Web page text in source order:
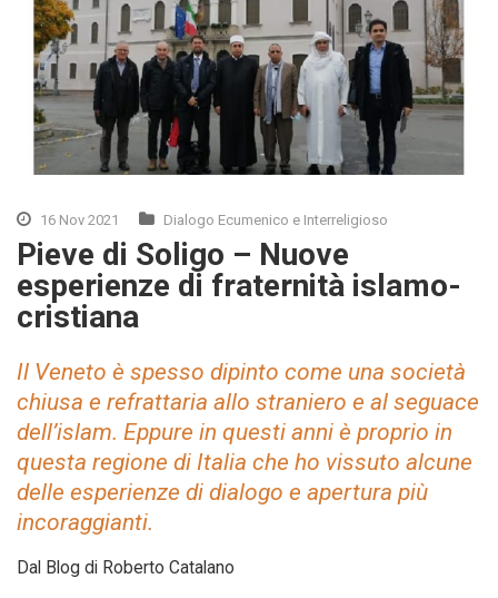
16 Nov 2021 Dialogo Ecumenico e Interreligioso
Pieve di Soligo – Nuove
esperienze di fraternità islamo-
cristiana
Il Veneto è spesso dipinto come una società
chiusa e refrattaria allo straniero e al seguace
dell’islam. Eppure in questi anni è proprio in
questa regione di Italia che ho vissuto alcune
delle esperienze di dialogo e apertura più
incoraggianti.
Dal Blog di Roberto Catalano